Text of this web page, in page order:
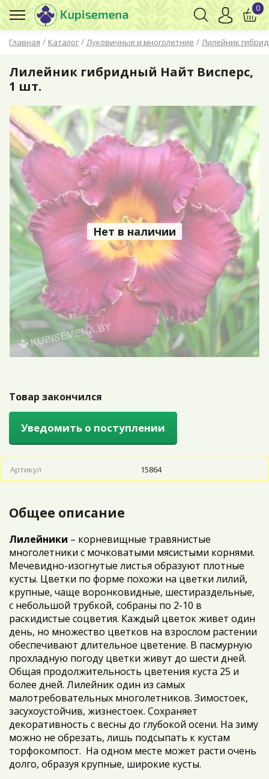
Главная / Каталог / Луковичные и многолетние / Лилейник
0
Лилейник гибридный Найт Висперс,
1 шт.
Нет в наличии
Товар закончился
Уведомить о поступлении
Артикул 15864
Общее описание
Лилейники – корневищные травянистые
многолетники с мочковатыми мясистыми корнями.
Мечевидно-изогнутые листья образуют плотные
кусты. Цветки по форме похожи на цветки лилий,
крупные, чаще воронковидные, шестираздельные,
с небольшой трубкой, собраны по 2-10 в
раскидистые соцветия. Каждый цветок живет один
день, но множество цветков на взрослом растении
обеспечивают длительное цветение. В пасмурную
прохладную погоду цветки живут до шести дней.
Общая продолжительность цветения куста 25 и
более дней. Лилейник один из самых
малотребовательных многолетников. Зимостоек,
засухоустойчив, жизнестоек. Сохраняет
декоративность с весны до глубокой осени. На зиму
можно не обрезать, лишь подсыпать к кустам
торфокомпост. На одном месте может расти очень
долго, образуя крупные, широкие кусты.